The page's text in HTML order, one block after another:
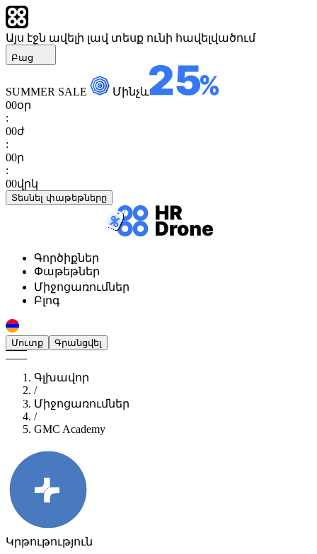
Այս էջն ավելի լավ տեսք ունի հավելվածում
Բաց
SUMMER SALE
Մինչև
00օր
:
00ժ
:
00ր
:
00վրկ
Տեսնել փաթեթները
Գործիքներ
Փաթեթներ
Միջոցառումներ
Բլոգ
Մուտք Գրանցվել
Գլխավոր
/
Միջոցառումներ
/
GMC Academy
Կրթութություն